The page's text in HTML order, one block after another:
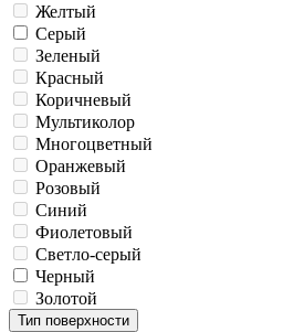
Желтый
Серый
Зеленый
Красный
Коричневый
Мультиколор
Многоцветный
Оранжевый
Розовый
Синий
Фиолетовый
Светло-серый
Черный
Золотой
Тип поверхности